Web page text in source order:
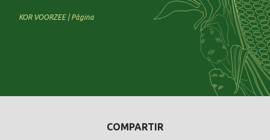
KOR VOORZEE | Página
COMPARTIR